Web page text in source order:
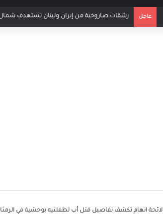
عاجل بث مباشر مباراة الأردن والإمارات في كأس العرب 2025
لائحة اتهام تكشف تفاصيل قتل أب لطفلتيه بوحشية في الرمثا